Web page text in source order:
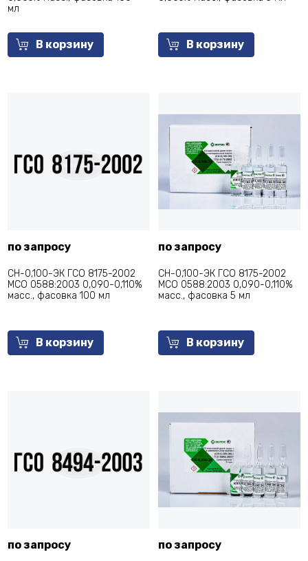
мл
В корзину В корзину
по запросу
СН-0,100-ЭК ГСО 8175-2002
МСО 0588:2003 0,090-0,110%
масс., фасовка 100 мл
В корзину
по запросу
СН-0,100-ЭК ГСО 8175-2002
МСО 0588:2003 0,090-0,110%
масс., фасовка 5 мл
В корзину
по запросу по запросу